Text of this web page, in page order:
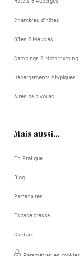
Chambres d'hôtes
Gîtes & Meublés
Campings & Motorhoming
Hébergements Atypiques
Aires de bivouac
Mais aussi…
En Pratique
Blog
Partenaires
Espace presse
Contact